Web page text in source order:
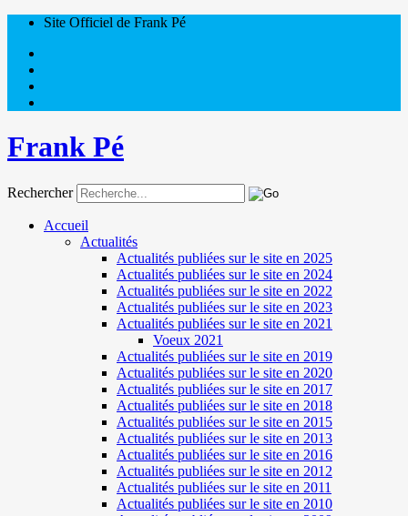
Site Officiel de Frank Pé
Frank Pé
Rechercher
Accueil
Actualités
Actualités publiées sur le site en 2025
Actualités publiées sur le site en 2024
Actualités publiées sur le site en 2022
Actualités publiées sur le site en 2023
Actualités publiées sur le site en 2021
Voeux 2021
Actualités publiées sur le site en 2019
Actualités publiées sur le site en 2020
Actualités publiées sur le site en 2017
Actualités publiées sur le site en 2018
Actualités publiées sur le site en 2015
Actualités publiées sur le site en 2013
Actualités publiées sur le site en 2016
Actualités publiées sur le site en 2012
Actualités publiées sur le site en 2011
Actualités publiées sur le site en 2010